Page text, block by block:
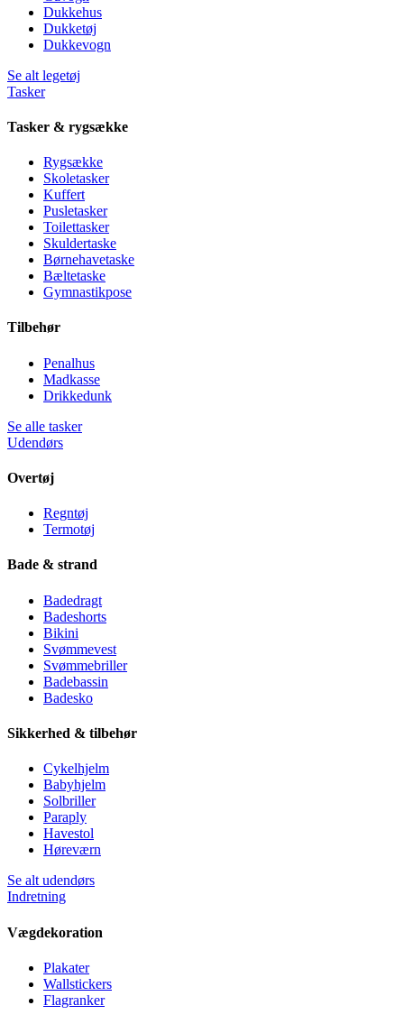
Dukkehus
Dukketøj
Dukkevogn
Se alt legetøj
Tasker
Tasker & rygsække
Rygsække
Skoletasker
Kuffert
Pusletasker
Toilettasker
Skuldertaske
Børnehavetaske
Bæltetaske
Gymnastikpose
Tilbehør
Penalhus
Madkasse
Drikkedunk
Se alle tasker
Udendørs
Overtøj
Regntøj
Termotøj
Bade & strand
Badedragt
Badeshorts
Bikini
Svømmevest
Svømmebriller
Badebassin
Badesko
Sikkerhed & tilbehør
Cykelhjelm
Babyhjelm
Solbriller
Paraply
Havestol
Høreværn
Se alt udendørs
Indretning
Vægdekoration
Plakater
Wallstickers
Flagranker